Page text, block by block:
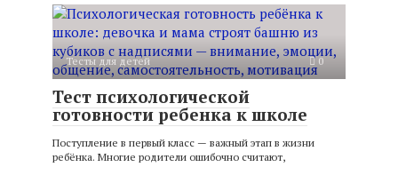
Тесты для детей 0
Тест психологической
готовности ребенка к школе
Поступление в первый класс — важный этап в жизни
ребёнка. Многие родители ошибочно считают,